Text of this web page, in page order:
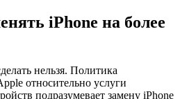
iPhone на более
нельзя. Политика
относительно услуги
подразумевает замену iPhone